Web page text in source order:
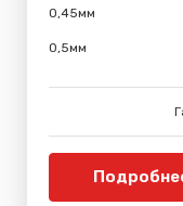
0,45мм
0,5мм